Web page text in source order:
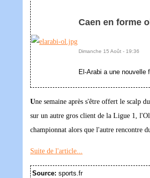
Caen en forme
Dimanche 15 Août - 19:36
El-Arabi a une nouvelle
Une semaine après s'être offert le scalp
sur un autre gros client de la Ligue 1,
championnat alors que l'autre rencontre
Suite de l'article...
Source: sports.fr